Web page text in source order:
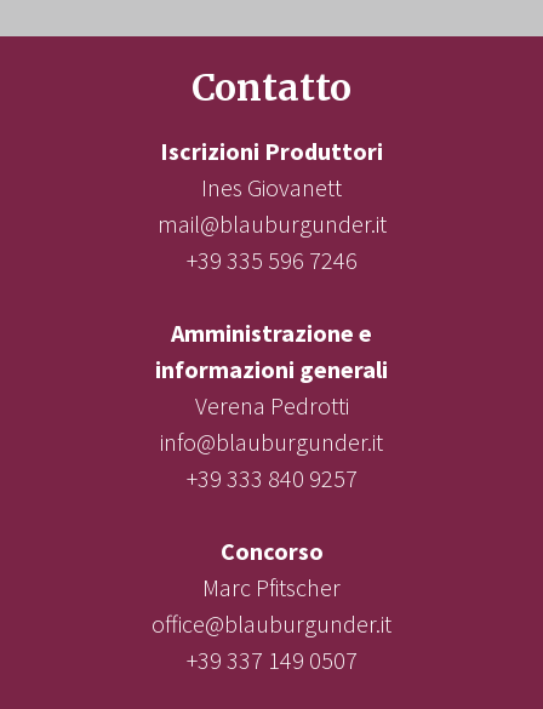
Contatto
Iscrizioni Produttori
Ines Giovanett
mail@blauburgunder.it
+39 335 596 7246
Amministrazione e
informazioni generali
Verena Pedrotti
info@blauburgunder.it
+39 333 840 9257
Concorso
Marc Pfitscher
office@blauburgunder.it
+39 337 149 0507